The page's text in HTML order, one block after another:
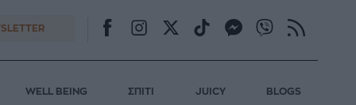
WELL BEING ΣΠΙΤΙ JUICY BLOGS